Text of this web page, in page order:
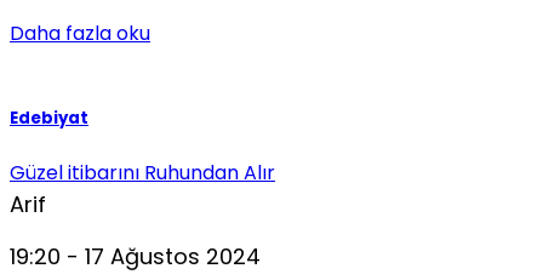
Daha fazla oku
Edebiyat
Güzel itibarını Ruhundan Alır
Arif
19:20 - 17 Ağustos 2024